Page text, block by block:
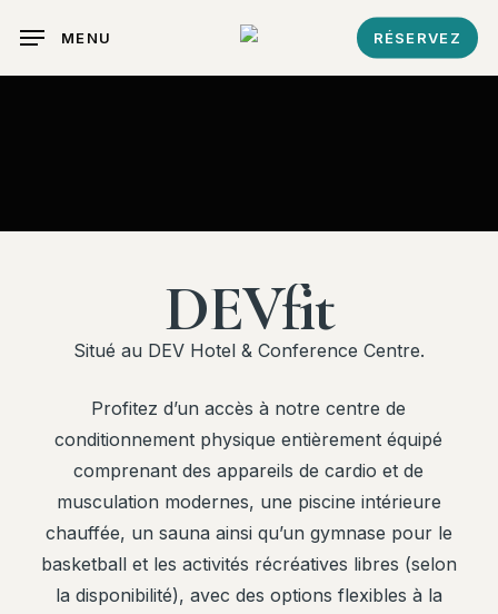
main
RÉSERVEZ
MENU
DEVfit
Situé au DEV Hotel & Conference Centre.
Profitez d’un accès à notre centre de
conditionnement physique entièrement équipé
comprenant des appareils de cardio et de
musculation modernes, une piscine intérieure
chauffée, un sauna ainsi qu’un gymnase pour le
basketball et les activités récréatives libres (selon
la disponibilité), avec des options flexibles à la